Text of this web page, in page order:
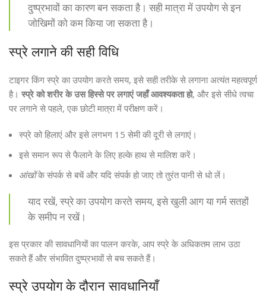
दुष्प्रभावों का कारण बन सकता है। सही मात्रा में उपयोग से इन
जोखिमों को कम किया जा सकता है।
स्प्रे लगाने की सही विधि
टाइगर किंग स्प्रे का उपयोग करते समय, इसे सही तरीके से लगाना अत्यंत महत्वपूर्ण
है। स्प्रे को शरीर के उस हिस्से पर लगाएं जहाँ आवश्यकता हो, और इसे सीधे त्वचा
पर लगाने से पहले, एक छोटी मात्रा में परीक्षण करें।
स्प्रे को हिलाएं और इसे लगभग 15 सेमी की दूरी से लगाएं।
इसे समान रूप से फैलाने के लिए हल्के हाथ से मालिश करें।
आंखोंके संपर्क से बचें और यदि संपर्क हो जाए तो तुरंत पानी से धो लें।
याद रखें, स्प्रे का उपयोग करते समय, इसे खुली आग या गर्म सतहों
के समीप न रखें।
इस प्रकार की सावधानियों का पालन करके, आप स्प्रे के अधिकतम लाभ उठा
सकते हैं और संभावित दुष्प्रभावों से बच सकते हैं।
स्प्रे उपयोग के दौरान सावधानियाँ